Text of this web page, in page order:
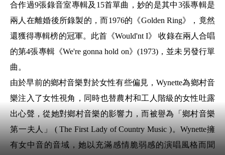
合作過9張錄音室專輯及 15首單曲，妙的是其中3張專輯是
兩人在離婚後所錄製的，而1976的《Golden Ring》，竟然
還獲得專輯榜的冠軍。此首《Would'nt I》 收錄在兩人合唱
的第4張專輯《We're gonna hold on》 (1973)，並未另發行單
曲。
由於早前的鄉村音樂對於女性有些偏見，Wynette為鄉村音
樂注入了女性視角，同時也替農村和工人階級的女性吐露
出心聲，從她對鄉村音樂的影響力，而被譽為「 鄉村音樂
第一夫人 」 ( The First Lady of Country Music )。Wynette擁
有女中音的音域，她以充滿感情脆弱感的演唱風格而聞